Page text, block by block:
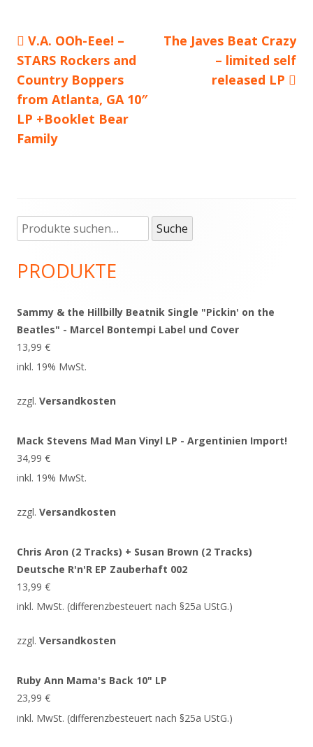
Beitragsnavigation
Vorheriger
Beitrag:
V.A. OOh-Eee! –
STARS Rockers and
Country Boppers
from Atlanta, GA 10″
LP +Booklet Bear
Family
Nächster
The Javes Beat Crazy
– limited self
released LP
Haupt-
Seitenleiste
Suche
nach:
Suche
PRODUKTE
Sammy & the Hillbilly Beatnik Single "Pickin' on the
Beatles" - Marcel Bontempi Label und Cover
13,99 €
inkl. 19% MwSt.
zzgl. Versandkosten
Mack Stevens Mad Man Vinyl LP - Argentinien Import!
34,99 €
inkl. 19% MwSt.
zzgl. Versandkosten
Chris Aron (2 Tracks) + Susan Brown (2 Tracks)
Deutsche R'n'R EP Zauberhaft 002
13,99 €
inkl. MwSt. (differenzbesteuert nach §25a UStG.)
zzgl. Versandkosten
Ruby Ann Mama's Back 10" LP
23,99 €
inkl. MwSt. (differenzbesteuert nach §25a UStG.)